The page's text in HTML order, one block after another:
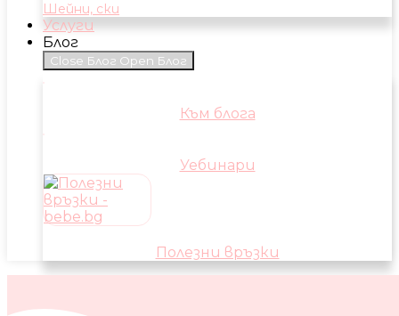
Шейни, ски
Услуги
Блог
Close Блог Open Блог
Към блога
Уебинари
Полезни връзки